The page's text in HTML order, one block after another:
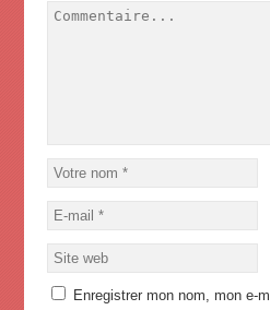
Enregistrer mon nom, mon e-